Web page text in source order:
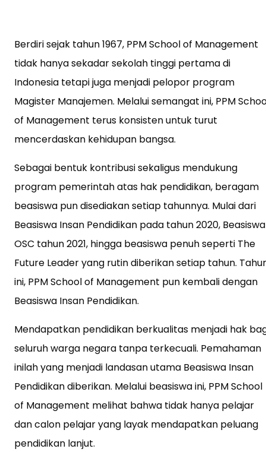
Berdiri sejak tahun 1967, PPM School of Management
tidak hanya sekadar sekolah tinggi pertama di
Indonesia tetapi juga menjadi pelopor program
Magister Manajemen. Melalui semangat ini, PPM
of Management terus konsisten untuk turut
mencerdaskan kehidupan bangsa.
Sebagai bentuk kontribusi sekaligus mendukung
program pemerintah atas hak pendidikan, beragam
beasiswa pun disediakan setiap tahunnya. Mulai dari
Beasiswa Insan Pendidikan pada tahun 2020, Beasiswa
OSC tahun 2021, hingga beasiswa penuh seperti The
Future Leader yang rutin diberikan setiap tahun.
ini, PPM School of Management pun kembali dengan
Beasiswa Insan Pendidikan.
Mendapatkan pendidikan berkualitas menjadi hak
seluruh warga negara tanpa terkecuali. Pemahaman
inilah yang menjadi landasan utama Beasiswa Insan
Pendidikan diberikan. Melalui beasiswa ini, PPM School
of Management melihat bahwa tidak hanya pelajar
dan calon pelajar yang layak mendapatkan peluang
pendidikan lanjut.